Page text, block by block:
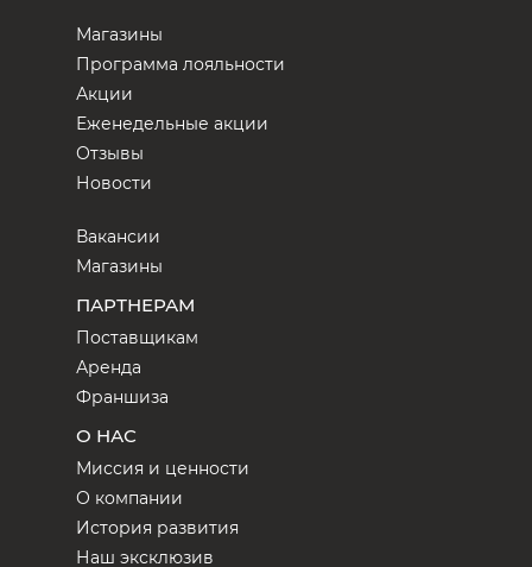
Магазины
Программа лояльности
Акции
Еженедельные акции
Отзывы
Новости
Вакансии
Магазины
ПАРТНЕРАМ
Поставщикам
Аренда
Франшиза
О НАС
Миссия и ценности
О компании
История развития
Наш эксклюзив